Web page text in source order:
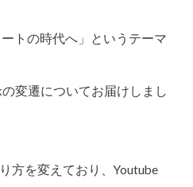
トの時代へ」というテーマ
変遷についてお届けしまし
方を変えており、Youtube